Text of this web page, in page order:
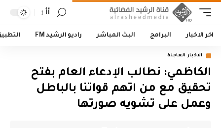
أأ
اخر الاخبار البرامج البث المباشر راديو الرشيد FM
الاخبار العاجلة
الكاظمي: نطالب الإدعاء العام بفتح
تحقيق مع من اتهم قواتنا بالباطل
وعمل على تشويه صورتها